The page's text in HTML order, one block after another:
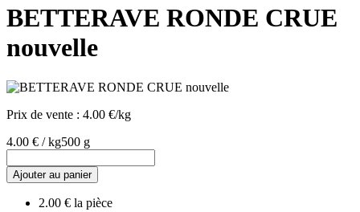
BETTERAVE RONDE CRUE
nouvelle
Prix de vente : 4.00 €/kg
4.00 € / kg500 g
Ajouter au panier
2.00 € la pièce